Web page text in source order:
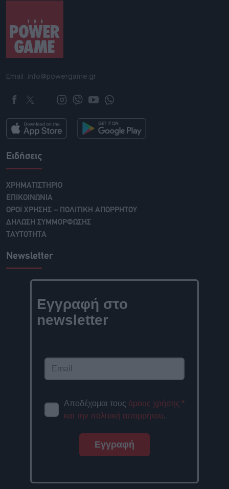
Email: info@powergame.gr
Ειδήσεις
ΧΡΗΜΑΤΙΣΤΗΡΙΟ
ΕΠΙΚΟΙΝΩΝΙΑ
ΟΡΟΙ ΧΡΗΣΗΣ – ΠΟΛΙΤΙΚΗ ΑΠΟΡΡΗΤΟΥ
ΔΗΛΩΣΗ ΣΥΜΜΟΡΦΩΣΗΣ
ΤΑΥΤΟΤΗΤΑ
Newsletter
Εγγραφή στο
newsletter
Αποδέχομαι τους όρους χρήσης
και την πολιτική απορρήτου.
*
Εγγραφή